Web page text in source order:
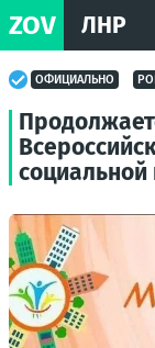
ZOV ЛНР
ОФИЦИАЛЬНО